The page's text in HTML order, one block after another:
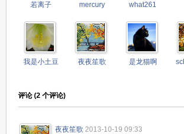
若离子 mercury what261
我是小土豆 夜夜笙歌 是龙猫啊
评论 (2 个评论)
夜夜笙歌 2013-10-19 09:33